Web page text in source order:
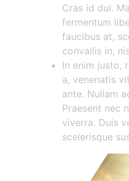
Cras id dui.
fermentum
faucibus at,
convallis in,
In enim justo,
a, venenatis
ante. Nullam
Praesent nec
viverra. Duis
scelerisque